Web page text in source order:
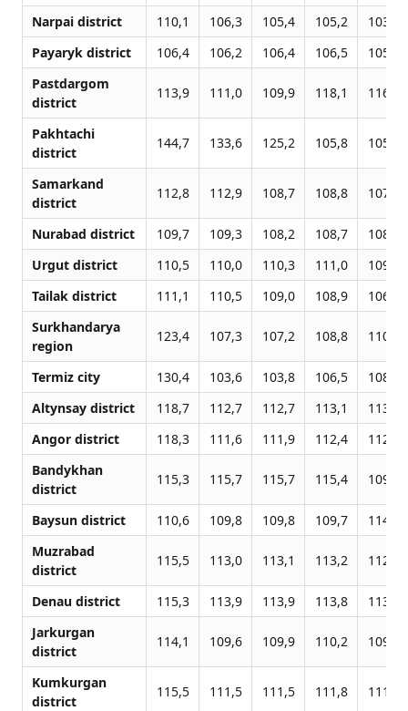
Narpai district 110,1 106,3 105,4 105,2
103,0
Payaryk district
106,4 106,2 106,4 106,5
105,1
Pastdargom
district
113,9 111,0 109,9 118,1 116,5
Pakhtachi
district
144,7 133,6 125,2 105,8 105,6
Samarkand
district
112,8 112,9 108,7 108,8 107,1
Nurabad district 109,7 109,3 108,2 108,7
108,4
Urgut district
110,5 110,0 110,3 111,0
109,4
Tailak district
111,1 110,5 109,0 108,9
106,9
Surkhandarya
region
123,4 107,3 107,2 108,8 110,1
Termiz city 130,4 103,6 103,8 106,5
108,9
Altynsay district
118,7 112,7 112,7 113,1
113,0
Angor district
118,3 111,6 111,9 112,4
112,2
Bandykhan
district
115,3 115,7 115,7 115,4 109,1
Baysun district 110,6 109,8 109,8 109,7
114,6
Muzrabad
district
115,5 113,0 113,1 113,2 112,6
Denau district 115,3 113,9 113,9 113,8
113,3
Jarkurgan
district
114,1 109,6 109,9 110,2 109,8
Kumkurgan
district
115,5 111,5 111,5 111,8 111,5